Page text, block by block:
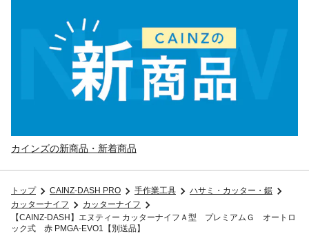
カインズの新商品・新着商品
トップ CAINZ-DASH PRO 手作業工具
ハサミ・カッター・鋸
カッターナイフ
カッターナイフ
【CAINZ-DASH】エヌティー カッターナイフＡ型 プレミアムＧ オートロ
ック式 赤 PMGA-EVO1【別送品】